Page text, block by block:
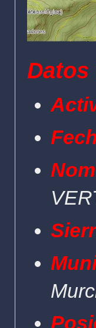
Datos